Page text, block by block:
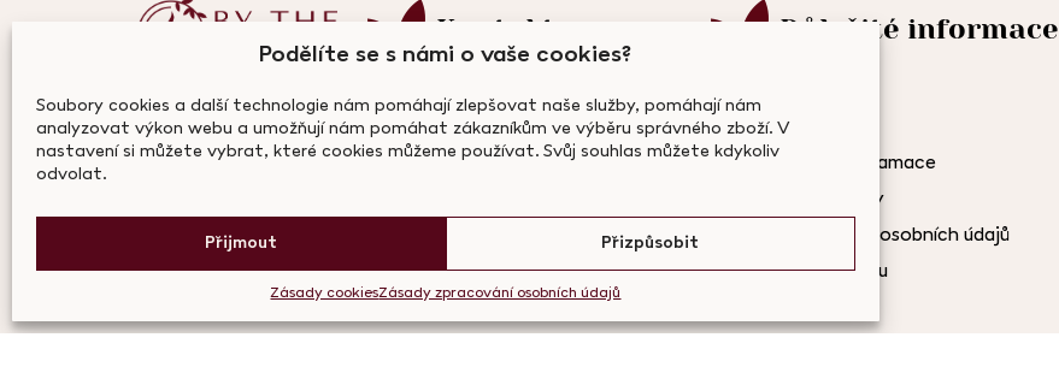
Podělíte se s námi o vaše cookies?
Soubory cookies a další technologie nám pomáhají zlepšovat naše služby, pomáhají nám
analyzovat výkon webu a umožňují nám pomáhat zákazníkům ve výběru správného zboží. V
nastavení si můžete vybrat, které cookies můžeme používat. Svůj souhlas můžete kdykoliv
odvolat.
Přijmout Přizpůsobit
Zásady cookiesZásady zpracování osobních údajů
Kontakt
info@bythecandle.cz
Důležité informace
Doprava a platba
Vrácení zboží a reklamace
Obchodní podmínky
Zásady zpracování osobních údajů
Podmínky užití webu